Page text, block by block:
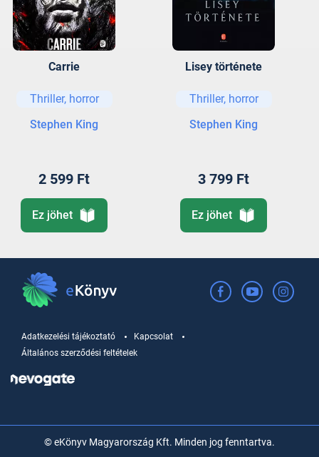
Carrie
Thriller, horror
Stephen King
2 599 Ft
Ez jöhet
Lisey története
Thriller, horror
Stephen King
3 799 Ft
Ez jöhet
Adatkezelési tájékoztató
Kapcsolat
Általános szerződési feltételek
© eKönyv Magyarország Kft. Minden jog fenntartva.